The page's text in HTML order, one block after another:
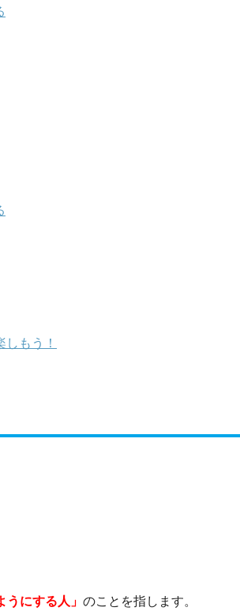
もう！
うにする人」 のことを指します。